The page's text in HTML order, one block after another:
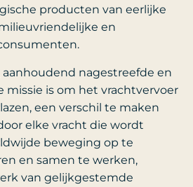
producten van eerlijke
en
nagestreefde en
is om het vrachtvervoer
een verschil te maken
elke vracht die wordt
beweging op te
en samen te werken,
van gelijkgestemde